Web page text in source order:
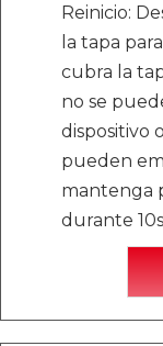
Reinicio:
la tapa
cubra la
no se
dispositivo
pueden
mantenga
durante